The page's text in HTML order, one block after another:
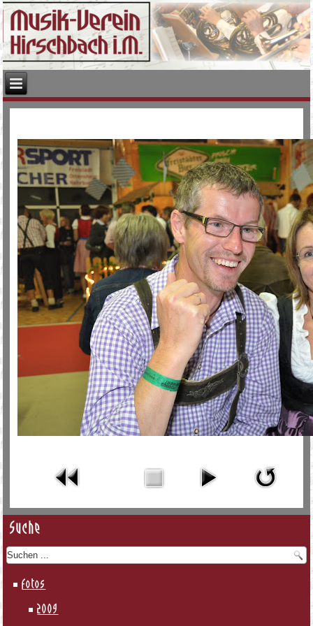
Suche
Fotos
2009